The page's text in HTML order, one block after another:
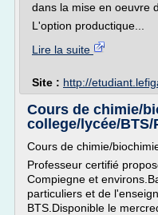
dans la mise en oeuvre
L'option productique...
Lire la suite
Site : http://
Cours de chimie/
college/lycée/BTS/
Cours de chimie/
Professeur certifié
Compiegne et
particuliers et de
BTS.Disponible le